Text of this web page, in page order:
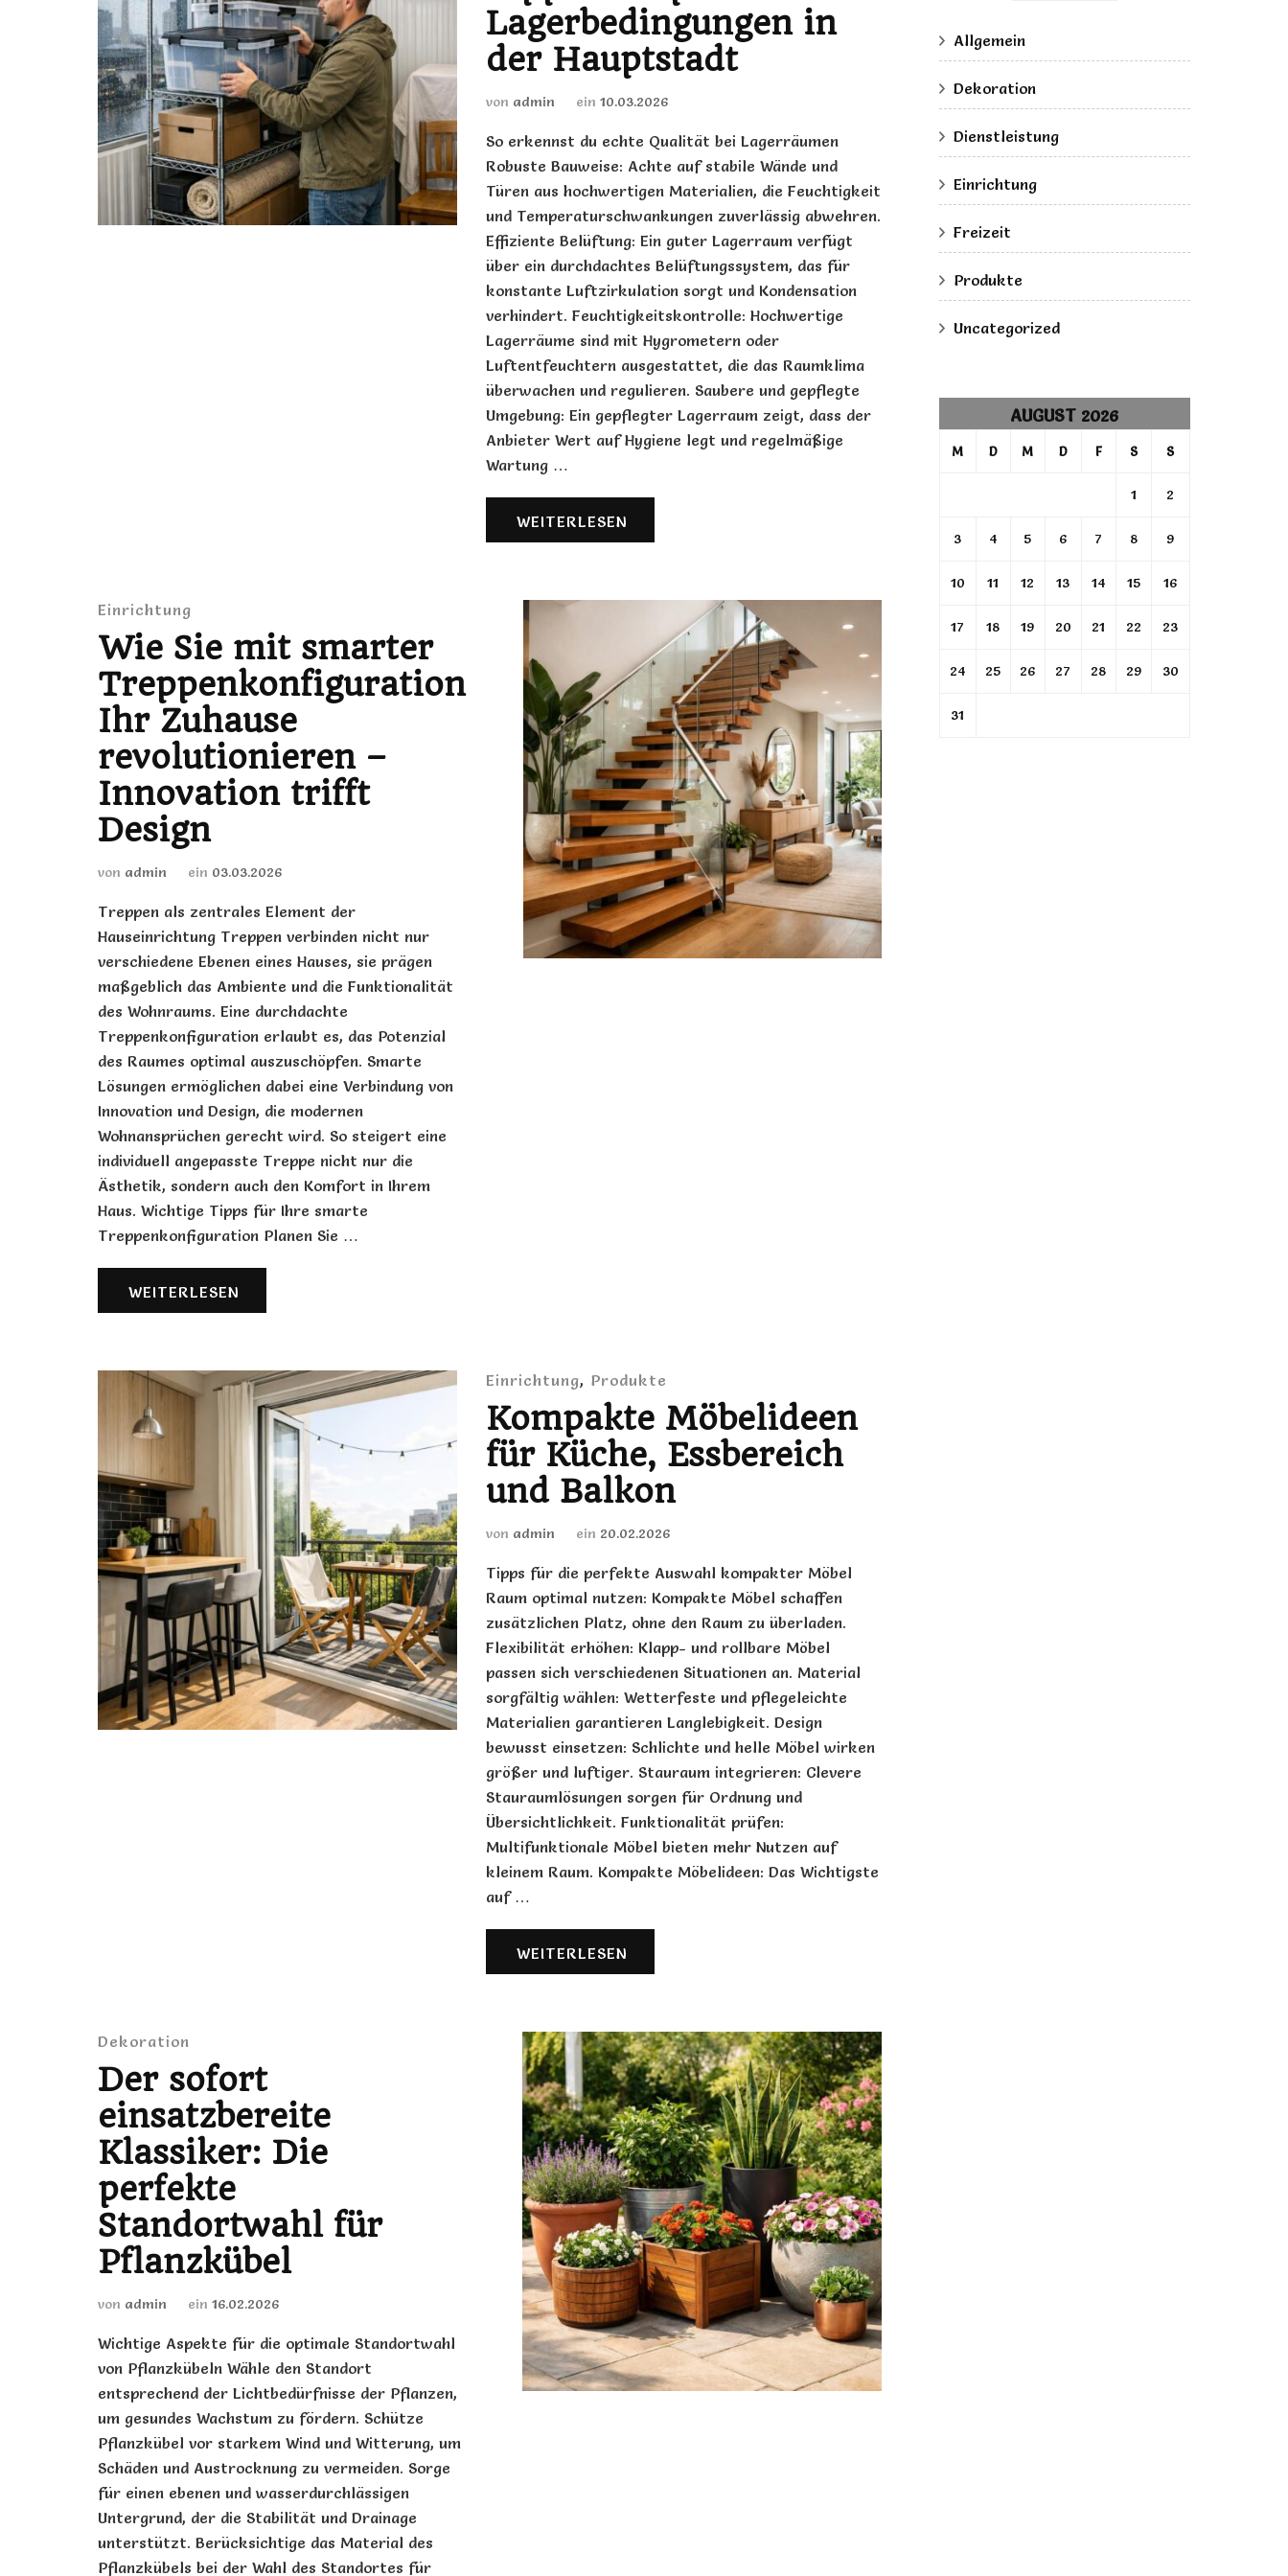
Lagerbedingungen in
der Hauptstadt
von admin ein 10.03.2026
So erkennst du echte Qualität bei Lagerräumen
Robuste Bauweise: Achte auf stabile Wände und
Türen aus hochwertigen Materialien, die Feuchtigkeit
und Temperaturschwankungen zuverlässig abwehren.
Effiziente Belüftung: Ein guter Lagerraum verfügt
über ein durchdachtes Belüftungssystem, das für
konstante Luftzirkulation sorgt und Kondensation
verhindert. Feuchtigkeitskontrolle: Hochwertige
Lagerräume sind mit Hygrometern oder
Luftentfeuchtern ausgestattet, die das Raumklima
überwachen und regulieren. Saubere und gepflegte
Umgebung: Ein gepflegter Lagerraum zeigt, dass der
Anbieter Wert auf Hygiene legt und regelmäßige
Wartung …
WEITERLESEN
Einrichtung
Wie Sie mit smarter
Treppenkonfiguration
Ihr Zuhause
revolutionieren –
Innovation trifft
Design
von admin ein 03.03.2026
Treppen als zentrales Element der
Hauseinrichtung Treppen verbinden nicht nur
verschiedene Ebenen eines Hauses, sie prägen
maßgeblich das Ambiente und die Funktionalität
des Wohnraums. Eine durchdachte
Treppenkonfiguration erlaubt es, das Potenzial
des Raumes optimal auszuschöpfen. Smarte
Lösungen ermöglichen dabei eine Verbindung von
Innovation und Design, die modernen
Wohnansprüchen gerecht wird. So steigert eine
individuell angepasste Treppe nicht nur die
Ästhetik, sondern auch den Komfort in Ihrem
Haus. Wichtige Tipps für Ihre smarte
Treppenkonfiguration Planen Sie …
WEITERLESEN
Einrichtung, Produkte
Kompakte Möbelideen
für Küche, Essbereich
und Balkon
von admin ein 20.02.2026
Tipps für die perfekte Auswahl kompakter Möbel
Raum optimal nutzen: Kompakte Möbel schaffen
zusätzlichen Platz, ohne den Raum zu überladen.
Flexibilität erhöhen: Klapp- und rollbare Möbel
passen sich verschiedenen Situationen an. Material
sorgfältig wählen: Wetterfeste und pflegeleichte
Materialien garantieren Langlebigkeit. Design
bewusst einsetzen: Schlichte und helle Möbel wirken
größer und luftiger. Stauraum integrieren: Clevere
Stauraumlösungen sorgen für Ordnung und
Übersichtlichkeit. Funktionalität prüfen:
Multifunktionale Möbel bieten mehr Nutzen auf
kleinem Raum. Kompakte Möbelideen: Das Wichtigste
auf …
WEITERLESEN
Dekoration
Der sofort
einsatzbereite
Klassiker: Die
perfekte
Standortwahl für
Pflanzkübel
von admin ein 16.02.2026
Wichtige Aspekte für die optimale Standortwahl
von Pflanzkübeln Wähle den Standort
entsprechend der Lichtbedürfnisse der Pflanzen,
um gesundes Wachstum zu fördern. Schütze
Pflanzkübel vor starkem Wind und Witterung, um
Schäden und Austrocknung zu vermeiden. Sorge
für einen ebenen und wasserdurchlässigen
Untergrund, der die Stabilität und Drainage
unterstützt. Berücksichtige das Material des
Pflanzkübels bei der Wahl des Standortes für
Allgemein
Dekoration
Dienstleistung
Einrichtung
Freizeit
Produkte
Uncategorized
AUGUST 2026
M D M D F S S
1 2
3 4 5 6 7 8 9
10 11 12 13 14 15 16
17 18 19 20 21 22 23
24 25 26 27 28 29 30
31